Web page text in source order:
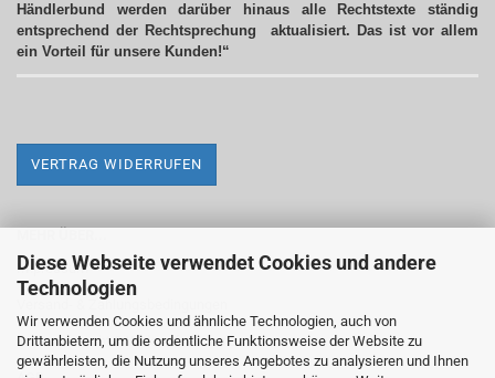
Diese Webseite verwendet Cookies und andere
Technologien
Wir verwenden Cookies und ähnliche Technologien, auch von
Drittanbietern, um die ordentliche Funktionsweise der Website zu
gewährleisten, die Nutzung unseres Angebotes zu analysieren und Ihnen
Händlerbund werden darüber hinaus alle Rechtstexte ständig
entsprechend der Rechtsprechung aktualisiert. Das ist vor allem
ein Vorteil für unsere Kunden!“
VERTRAG WIDERRUFEN
Impressum
Versand- & Zahlungsbedingungen
Widerrufsrecht & Widerrufsformular